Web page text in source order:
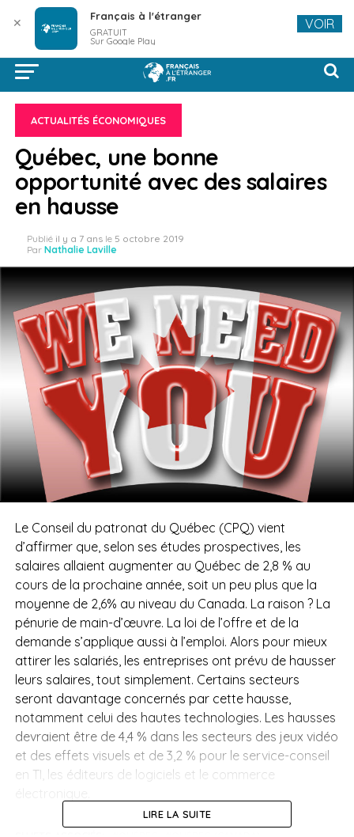
ACTUALITÉS ÉCONOMIQUES
Québec, une bonne
opportunité avec des salaires
en hausse
Publié il y a 7 ans le 5 octobre 2019
Par Nathalie Laville
Le Conseil du patronat du Québec (CPQ) vient
d’affirmer que, selon ses études prospectives, les
salaires allaient augmenter au Québec de 2,8 % au
cours de la prochaine année, soit un peu plus que la
moyenne de 2,6% au niveau du Canada. La raison ? La
pénurie de main-d’œuvre. La loi de l’offre et de la
demande s’applique aussi à l’emploi. Alors pour mieux
attirer les salariés, les entreprises ont prévu de hausser
leurs salaires, tout simplement. Certains secteurs
seront davantage concernés par cette hausse,
notamment celui des hautes technologies. Les hausses
devraient être de 4,4 % dans les secteurs des jeux vidéo
et des effets visuels et de 3,2 % pour le service-conseil
en TI, les éditeurs de logiciels et le commerce
LIRE LA SUITE
✕ Français à l'étranger
GRATUIT
Sur Google Play
VOIR